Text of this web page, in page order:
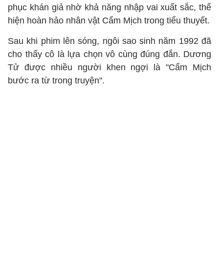
phục khán giả nhờ khả năng nhập vai xuất sắc, thể
hiện hoàn hảo nhân vật Cẩm Mịch trong tiểu thuyết.
Sau khi phim lên sóng, ngôi sao sinh năm 1992 đã
cho thấy cô là lựa chọn vô cùng đúng đắn. Dương
Tử được nhiều người khen ngợi là "Cẩm Mịch
bước ra từ trong truyện".